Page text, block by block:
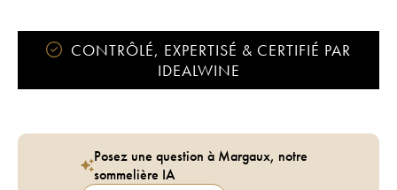
CONTRÔLÉ, EXPERTISÉ & CERTIFIÉ PAR
IDEALWINE
Posez une question à Margaux, notre
sommelière IA